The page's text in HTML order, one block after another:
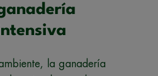
la ganadería